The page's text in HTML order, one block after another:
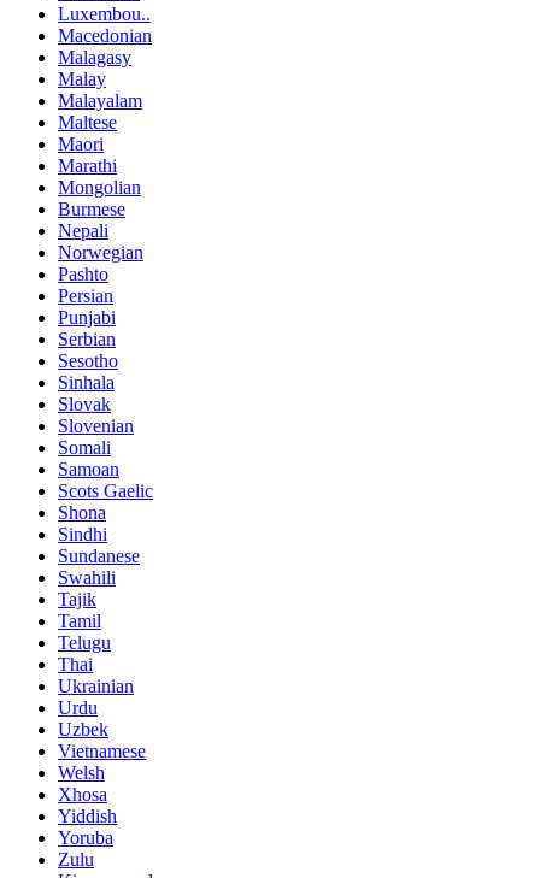
Luxembou..
Macedonian
Malagasy
Malay
Malayalam
Maltese
Maori
Marathi
Mongolian
Burmese
Nepali
Norwegian
Pashto
Persian
Punjabi
Serbian
Sesotho
Sinhala
Slovak
Slovenian
Somali
Samoan
Scots Gaelic
Shona
Sindhi
Sundanese
Swahili
Tajik
Tamil
Telugu
Thai
Ukrainian
Urdu
Uzbek
Vietnamese
Welsh
Xhosa
Yiddish
Yoruba
Zulu